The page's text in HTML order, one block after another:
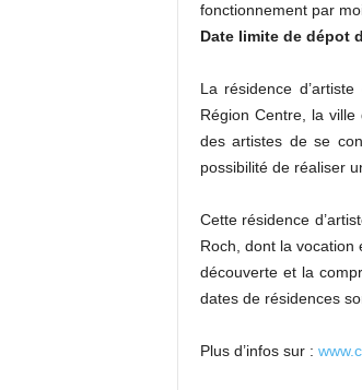
fonctionnement par
Date limite de dépot
La résidence
Région Centre, la
des artistes de se
possibilité de réaliser
Cette résidence
Roch, dont la vocation
découverte et la
dates de résidences
Plus d’infos sur :